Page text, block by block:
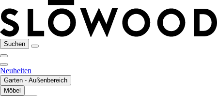
Suchen
Neuheiten
Garten - Außenbereich
Möbel